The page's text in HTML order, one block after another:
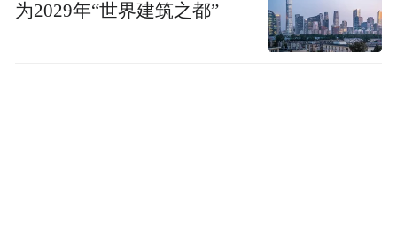
为2029年“世界建筑之都”